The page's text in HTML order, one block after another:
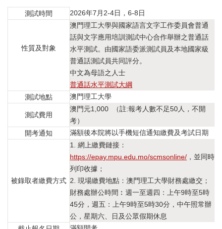
測試時間 2026年7月2-4日，6-8日
性質及對象
澳門理工大學與國家語言文字工作委員會普通
話與文字應用培訓測試中心合作舉辦之普通話
水平測試。由國家語委派測試員及本地國家級
普通話測試員共同評分。
中文為母語之人士
普通話水平測試大綱
測試地點
澳門理工大學
測試費用
澳門元1,000 （註:報考人數不足50人，不開
考）
開考通知
滿額後本院將以手機短信通知繳費及考試日期
被錄取者繳費方式
1. 網上繳費鏈接：
https://epay.mpu.edu.mo/scmsonline/ ，並同時
列印收據；
2. 現場繳費地點：澳門理工大學財務處繳交；
財務處辦公時間︰週一至週四：上午9時至5時
45分，週五：上午9時至5時30分，中午照常辦
公，星期六、日及公眾假期休息